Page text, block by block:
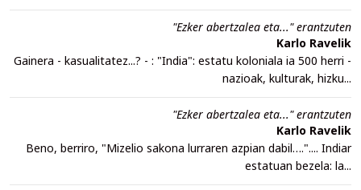
"Ezker abertzalea eta..." erantzuten
Karlo Ravelik
Gainera - kasualitatez...? - : "India": estatu koloniala ia 500 herri -
nazioak, kulturak, hizku...
"Ezker abertzalea eta..." erantzuten
Karlo Ravelik
Beno, berriro, "Mizelio sakona lurraren azpian dabil….".... Indiar
estatuan bezela: la...